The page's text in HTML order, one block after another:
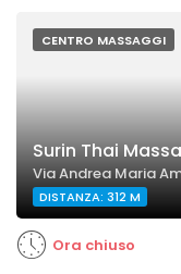
CENTRO MASSAGGI
Surin Thai
Via Andrea Maria
DISTANZA: 312 M
Ora chiuso